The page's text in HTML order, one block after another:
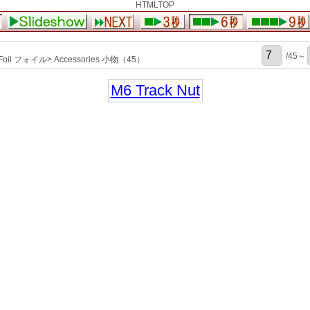
HTMLTOP
フォイル> Accessories 小物（45） /45～
M6 Track Nut